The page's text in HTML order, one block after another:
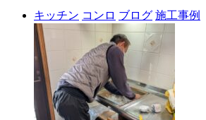
キッチン コンロ ブログ 施工事例